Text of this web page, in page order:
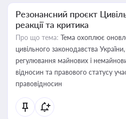
Резонансний проєкт
реакції та критика
Про що тема: Тема охоплює
цивільного законодавства
регулювання майнових і
відносин та правового статусу
правовідносин